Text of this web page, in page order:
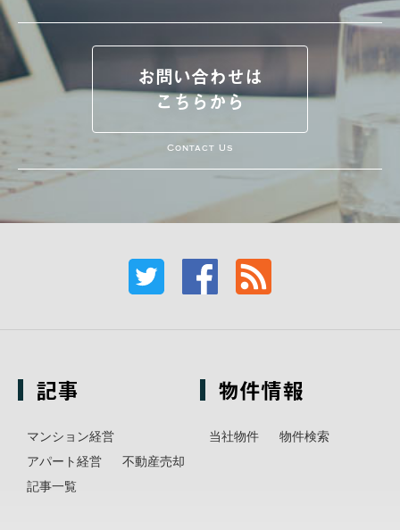
お問い合わせは
こちらから
Contact Us
記事
マンション経営
アパート経営
不動産売却
記事一覧
物件情報
当社物件 物件検索